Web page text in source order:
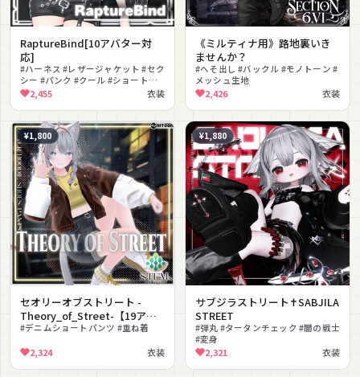
RaptureBind[10アバター対
応]
#ハーネス #レザージャケット #セク
シー #パンク #クール #ショートパ
ンツ #ニーハイブーツ #ボンデージ
#ガーターベルト #MA対応
2,455 衣装
《ミルティナ用》路地裏いき
ませんか？
#へそ出し #バックル #モノトーン #
メッシュ生地
2,426 衣装
¥1,800
セオリーオブストリート -
Theory_of_Street-【19アバ
ター対応】
#デニムショートパンツ #重ね着
2,324 衣装
¥1,880
サブジラストリート✝SABJILA
STREET
#弾丸 #タータンチェック #闇の戦士
#変身
2,321 衣装